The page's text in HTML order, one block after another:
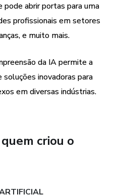
abrir portas para uma
profissionais em setores
e muito mais.
da IA permite a
inovadoras para
em diversas indústrias.
criou o